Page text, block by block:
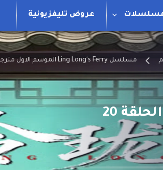
عروض تليفزيونية
مسلسل Ling Long's Ferry الموسم الاول مترجم
مسلسل عبارة لينغ لونغ Ling Long’s Ferry الحلقة 20